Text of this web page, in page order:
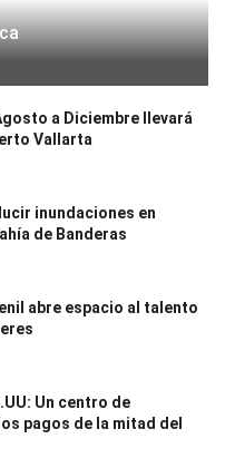
a Diciembre llevará
Vallarta
inundaciones en
de Banderas
abre espacio al talento
Un centro de
pagos de la mitad del